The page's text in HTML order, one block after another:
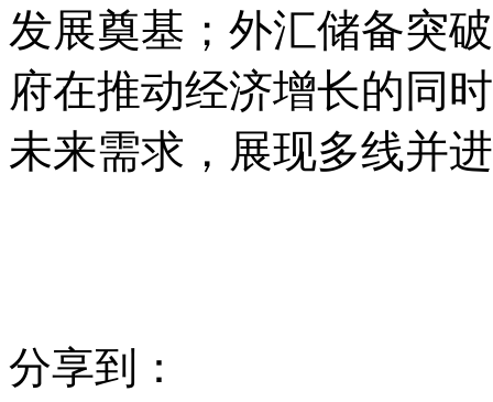
发展奠基；外汇储备突
府在推动经济增长的同
未来需求，展现多线并
分享到：